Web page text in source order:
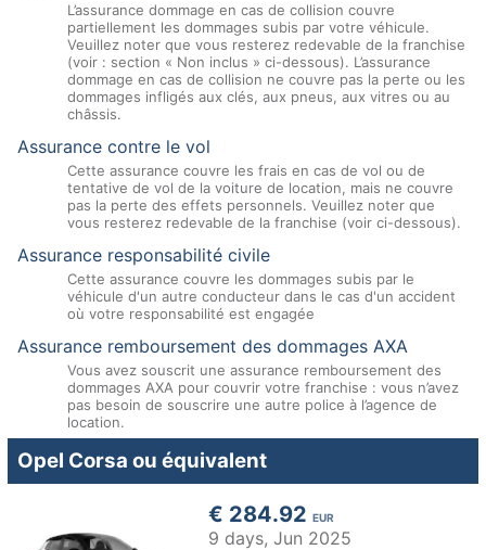
L’assurance dommage en cas de collision couvre
partiellement les dommages subis par votre véhicule.
Veuillez noter que vous resterez redevable de la franchise
(voir : section « Non inclus » ci-dessous). L’assurance
dommage en cas de collision ne couvre pas la perte ou les
dommages infligés aux clés, aux pneus, aux vitres ou au
châssis.
Assurance contre le vol
Cette assurance couvre les frais en cas de vol ou de
tentative de vol de la voiture de location, mais ne couvre
pas la perte des effets personnels. Veuillez noter que
vous resterez redevable de la franchise (voir ci-dessous).
Assurance responsabilité civile
Cette assurance couvre les dommages subis par le
véhicule d'un autre conducteur dans le cas d'un accident
où votre responsabilité est engagée
Assurance remboursement des dommages AXA
Vous avez souscrit une assurance remboursement des
dommages AXA pour couvrir votre franchise : vous n’avez
pas besoin de souscrire une autre police à l’agence de
location.
Opel Corsa ou équivalent
€ 284.92 EUR
9 days, Jun 2025